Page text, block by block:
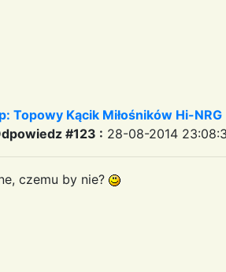
Topowy Kącik Miłośników Hi-NRG
#123 : 28-08-2014
czemu by nie?